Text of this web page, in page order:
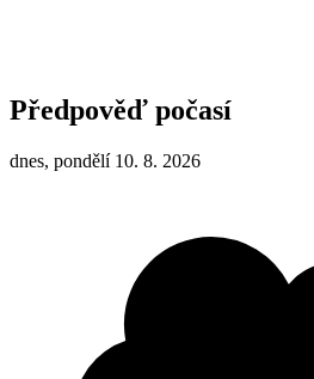
Předpověď počasí
dnes, pondělí 10. 8. 2026